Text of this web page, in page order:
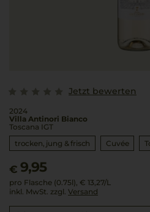
Jetzt bewerten
2024
Villa Antinori Bianco
Toscana IGT
trocken, jung & frisch
Cuvée
€ 9,95
pro Flasche (0.75l), € 13,27/L
inkl. MwSt. zzgl. Versand